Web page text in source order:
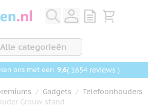
View quote,
Bekijk
Alle categorieën
ons met een 9,6( 1654 reviews )
/ Gadgets / Telefoonhouders
Grouw stand